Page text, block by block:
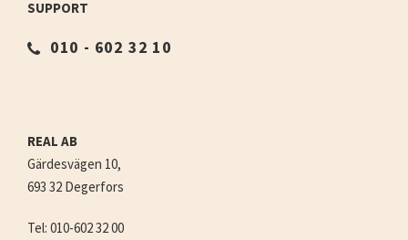
SUPPORT
010 - 602 32 10
REAL AB
Gärdesvägen 10,
693 32 Degerfors
Tel: 010-602 32 00